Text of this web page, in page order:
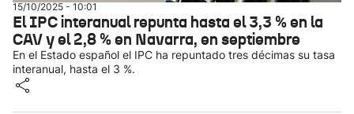
15/10/2025 - 10:01
El IPC interanual repunta hasta el 3,3 % en la
CAV y el 2,8 % en Navarra, en septiembre
En el Estado español el IPC ha repuntado tres décimas su tasa
interanual, hasta el 3 %.